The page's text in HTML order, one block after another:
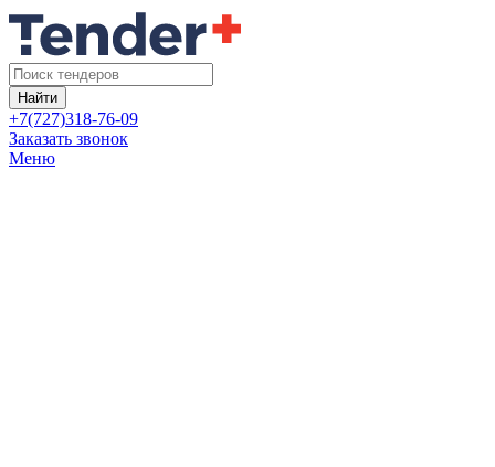
Найти
+7(727)318-76-09
Заказать звонок
Меню